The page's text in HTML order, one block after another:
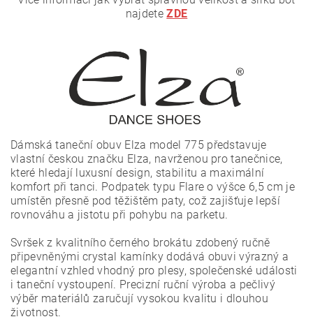
najdeteZDE
Dámská taneční obuv Elza model 775 představuje
vlastní českou značku Elza, navrženou pro tanečnice,
které hledají luxusní design, stabilitu a maximální
komfort při tanci. Podpatek typu Flare o výšce 6,5 cm je
umístěn přesně pod těžištěm paty, což zajišťuje lepší
rovnováhu a jistotu při pohybu na parketu.
Svršek z kvalitního černého brokátu zdobený ručně
připevněnými crystal kamínky dodává obuvi výrazný a
elegantní vzhled vhodný pro plesy, společenské události
i taneční vystoupení. Precizní ruční výroba a pečlivý
výběr materiálů zaručují vysokou kvalitu i dlouhou
životnost.